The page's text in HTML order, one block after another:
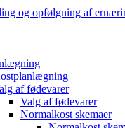
og opfølgning af
af fødevarer
Valg af fødevarer
Normalkost skemaer